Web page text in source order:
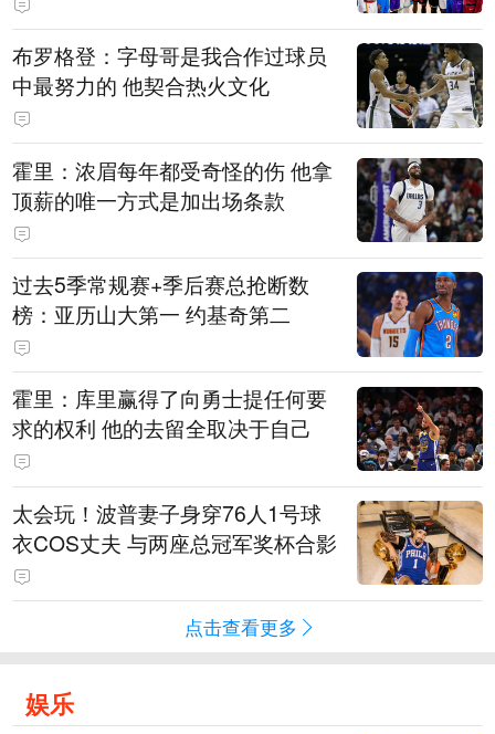
布罗格登：字母哥是我合作过球员
中最努力的 他契合热火文化
霍里：浓眉每年都受奇怪的伤 他拿
顶薪的唯一方式是加出场条款
过去5季常规赛+季后赛总抢断数
榜：亚历山大第一 约基奇第二
霍里：库里赢得了向勇士提任何要
求的权利 他的去留全取决于自己
太会玩！波普妻子身穿76人1号球
衣COS丈夫 与两座总冠军奖杯合影
点击查看更多
娱乐